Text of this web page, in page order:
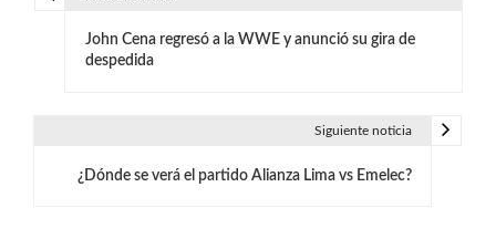
John Cena regresó a la WWE y anunció su gira de
despedida
Siguiente noticia
¿Dónde se verá el partido Alianza Lima vs Emelec?